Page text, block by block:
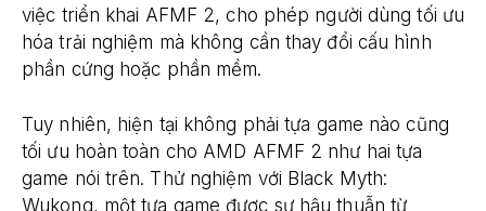
việc triển khai AFMF 2, cho phép người dùng tối ưu
hóa trải nghiệm mà không cần thay đổi cấu hình
phần cứng hoặc phần mềm.
Tuy nhiên, hiện tại không phải tựa game nào cũng
tối ưu hoàn toàn cho AMD AFMF 2 như hai tựa
game nói trên. Thử nghiệm với Black Myth:
Wukong, một tựa game được sự hậu thuẫn từ